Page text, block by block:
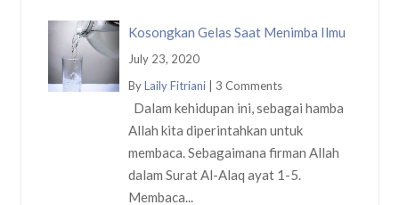
Kosongkan Gelas Saat Menimba Ilmu
July 23, 2020
ByLaily Fitriani| 3 Comments
Dalam kehidupan ini, sebagai hamba
Allah kita diperintahkan untuk
membaca. Sebagaimana firman Allah
dalam Surat Al-Alaq ayat 1-5.
Membaca...